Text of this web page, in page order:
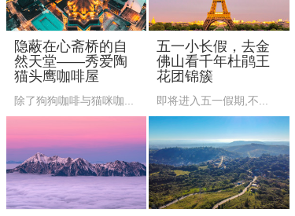
隐蔽在心斋桥的自
然天堂――秀爱陶
猫头鹰咖啡屋
除了狗狗咖啡与猫咪咖...
五一小长假，去金
佛山看千年杜鹃王
花团锦簇
即将进入五一假期,不...